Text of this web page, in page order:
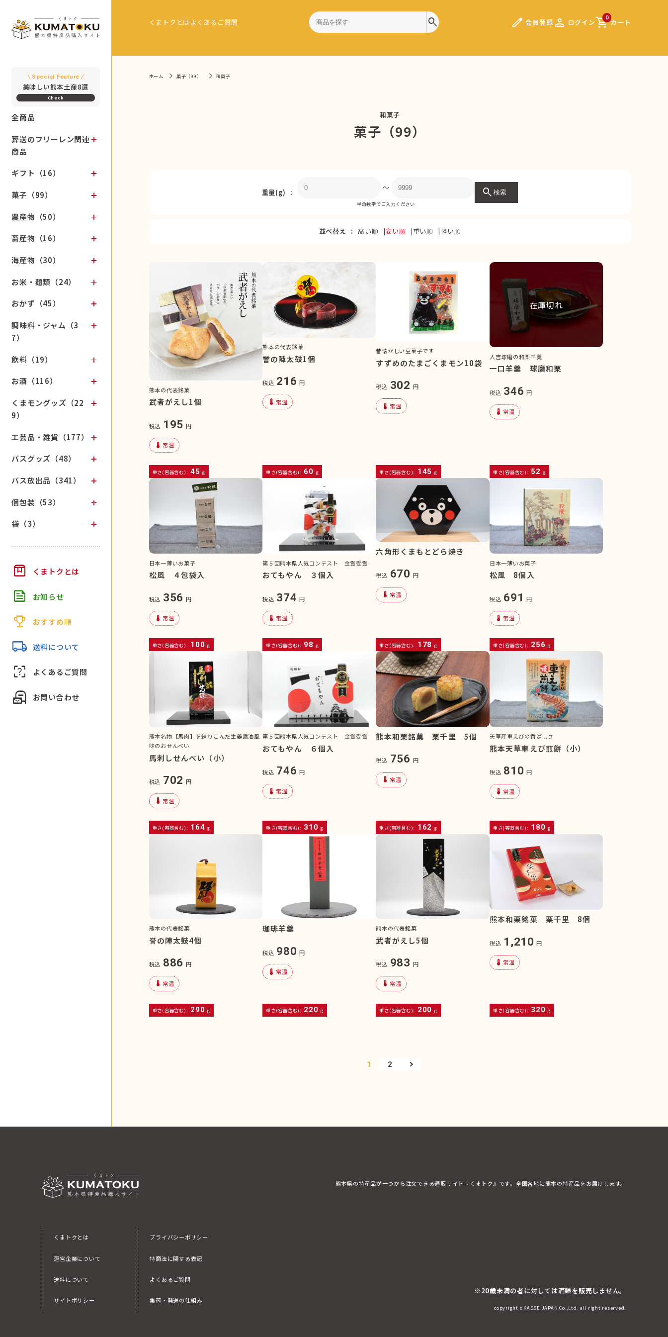
Special Feature
美味しい熊本土産8選
全商品
葬送のフリーレン関連
商品
ギフト（16）
菓子（99）
農産物（50）
畜産物（16）
海産物（30）
お米・麺類（24）
おかず（45）
調味料・ジャム（3
7）
飲料（19）
お酒（116）
くまモングッズ（22
9）
工芸品・雑貨（177）
バスグッズ（48）
バス放出品（341）
個包装（53）
袋（3）
box くまトクとは
feed お知らせ
trophy おすすめ順
local_shipping 送料について
indeterminate_question_box よくあるご質問
local_post_office お問い合わせ
くまトクとは よくあるご質問 search edit 会員登録 person ログイン 0
shopping_cartカート
ホーム 菓子（99） 和菓子
和菓子
菓子（99）
重量(g)
〜
半角数字でご入力ください
search 検索
並べ替え 高い順 安い順 重い順 軽い順
熊本の代表銘菓
武者がえし1個
税込 195 円
device_thermostat 常温
重さ(容器含む): 45 g
熊本の代表銘菓
誉の陣太鼓1個
税込 216 円
device_thermostat 常温
重さ(容器含む): 60 g
昔懐かしい豆菓子です
すずめのたまごくまモン10袋
税込 302 円
device_thermostat 常温
重さ(容器含む): 145 g
在庫切れ
人吉球磨の和栗羊羹
一口羊羹 球磨和栗
税込 346 円
device_thermostat 常温
重さ(容器含む): 52 g
日本一薄いお菓子
松風 ４包袋入
税込 356 円
device_thermostat 常温
重さ(容器含む): 100 g
第５回熊本県人気コンテスト 金賞受賞
おてもやん ３個入
税込 374 円
device_thermostat 常温
重さ(容器含む): 98 g
六角形くまもとどら焼き
税込 670 円
device_thermostat 常温
重さ(容器含む): 178 g
日本一薄いお菓子
松風 8個入
税込 691 円
device_thermostat 常温
重さ(容器含む): 256 g
熊本名物【馬肉】を練りこんだ生姜醤油風
味のおせんべい
馬刺しせんべい（小）
税込 702 円
device_thermostat 常温
重さ(容器含む): 164 g
第５回熊本県人気コンテスト 金賞受賞
おてもやん ６個入
税込 746 円
device_thermostat 常温
重さ(容器含む): 310 g
熊本和栗銘菓 栗千里 5個
税込 756 円
device_thermostat 常温
重さ(容器含む): 162 g
天草産車えびの香ばしさ
熊本天草車えび煎餅（小）
税込 810 円
device_thermostat 常温
重さ(容器含む): 180 g
熊本の代表銘菓
誉の陣太鼓4個
税込 886 円
device_thermostat 常温
重さ(容器含む): 290 g
珈琲羊羹
税込 980 円
device_thermostat 常温
重さ(容器含む): 220 g
熊本の代表銘菓
武者がえし5個
税込 983 円
device_thermostat 常温
重さ(容器含む): 200 g
熊本和栗銘菓 栗千里 8個
税込 1,210 円
device_thermostat 常温
重さ(容器含む): 320 g
1 2
熊本県の特産品が一つから注文できる通販サイト『くまトク』です。全国各地に熊本の特産品をお届けします。
くまトクとは
運営企業について
送料について
サイトポリシー
プライバシーポリシー
特商法に関する表記
よくあるご質問
集荷・発送の仕組み
※20歳未満の者に対しては酒類を販売しません。
copyright c KASSE JAPAN Co.,Ltd. all right reserved.